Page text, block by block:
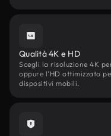
Qualità 4K e HD
Scegli la risoluzione 4K
oppure l'HD ottimizzato
dispositivi mobili.